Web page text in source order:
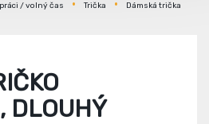
/ volný čas Trička Dámská trička
DLOUHÝ